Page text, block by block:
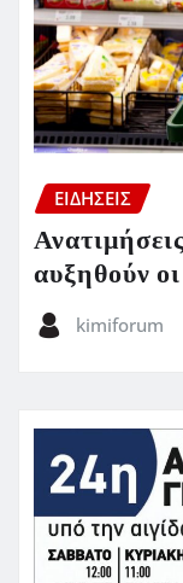
ΕΙΔΗΣΕΙΣ
αυξηθούν
kimiforum